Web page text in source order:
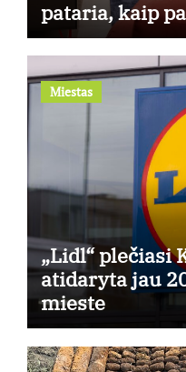
pataria, kaip
kuris generuos
Miestas
„Lidl“ plečiasi
atidaryta jau
mieste